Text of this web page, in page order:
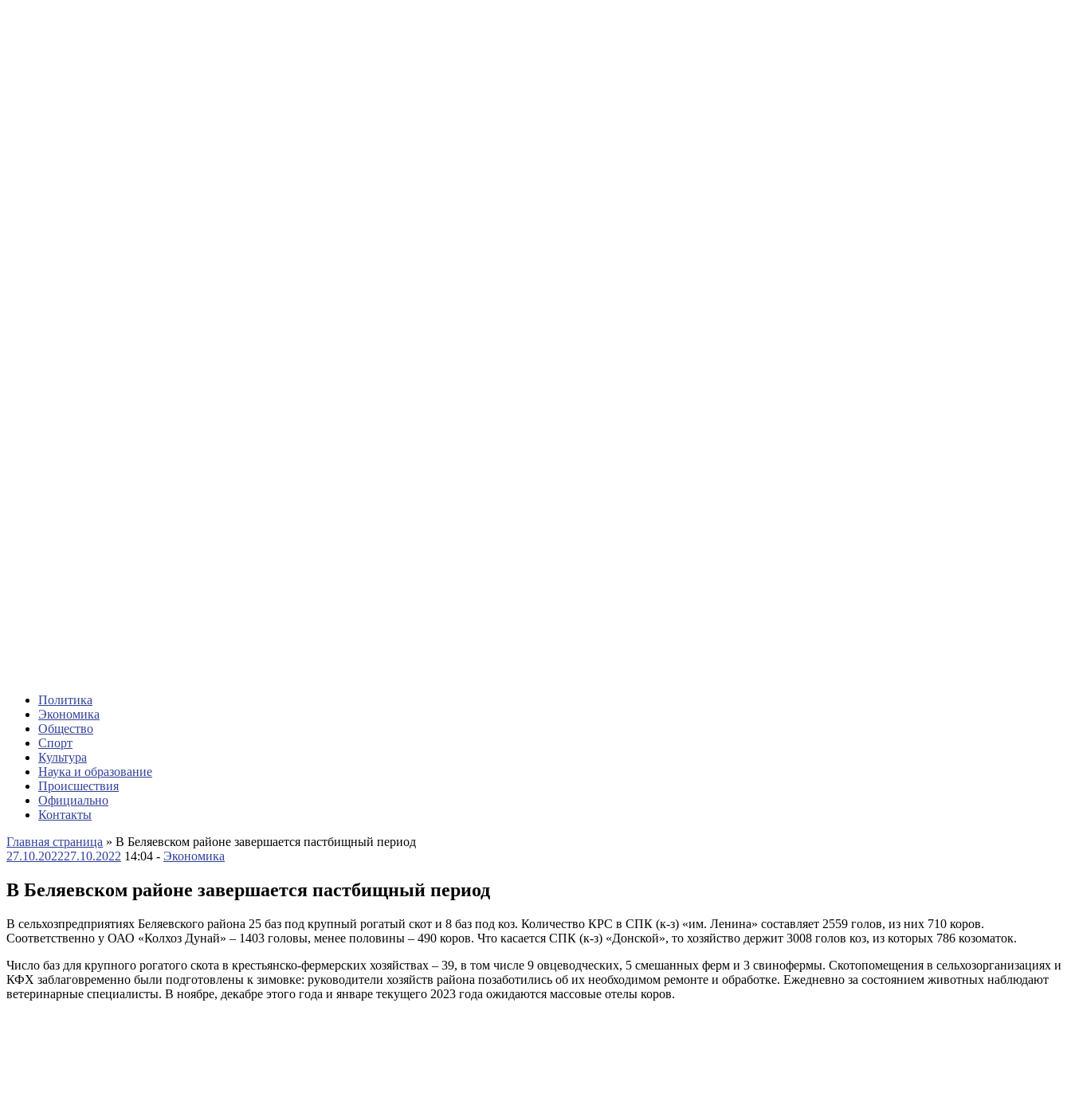
Политика
Экономика
Общество
Спорт
Культура
Наука и образование
Происшествия
Официально
Контакты
Главная страница » В Беляевском районе завершается пастбищный период
27.10.202227.10.2022 14:04 - Экономика
В Беляевском районе завершается пастбищный период
В сельхозпредприятиях Беляевского района 25 баз под крупный рогатый скот и 8 баз под коз. Количество КРС в СПК (к-з) «им. Ленина» составляет 2559 голов, из них 710 коров.
Соответственно у ОАО «Колхоз Дунай» – 1403 головы, менее половины – 490 коров. Что касается СПК (к-з) «Донской», то хозяйство держит 3008 голов коз, из которых 786 козоматок.
Число баз для крупного рогатого скота в крестьянско-фермерских хозяйствах – 39, в том числе 9 овцеводческих, 5 смешанных ферм и 3 свинофермы. Скотопомещения в сельхозорганизациях и
КФХ заблаговременно были подготовлены к зимовке: руководители хозяйств района позаботились об их необходимом ремонте и обработке. Ежедневно за состоянием животных наблюдают
ветеринарные специалисты. В ноябре, декабре этого года и январе текущего 2023 года ожидаются массовые отелы коров.